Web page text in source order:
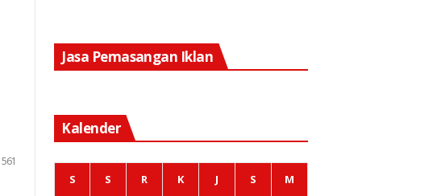
561
Jasa Pemasangan Iklan
Kalender
S S R K J S M